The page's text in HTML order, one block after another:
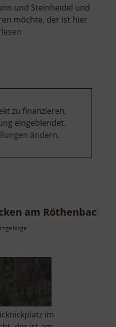
und Steinheidel und
möchte, der ist hier
zu finanzieren,
eingeblendet.
ändern.
am Röthenbach
im